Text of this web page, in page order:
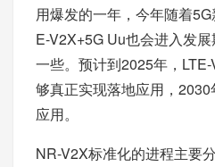
用爆发的一年，今年随着
E-V2X+5G Uu也会进入发
一些。预计到2025年，
够真正实现落地应用，
应用。
NR-V2X标准化的进程主要